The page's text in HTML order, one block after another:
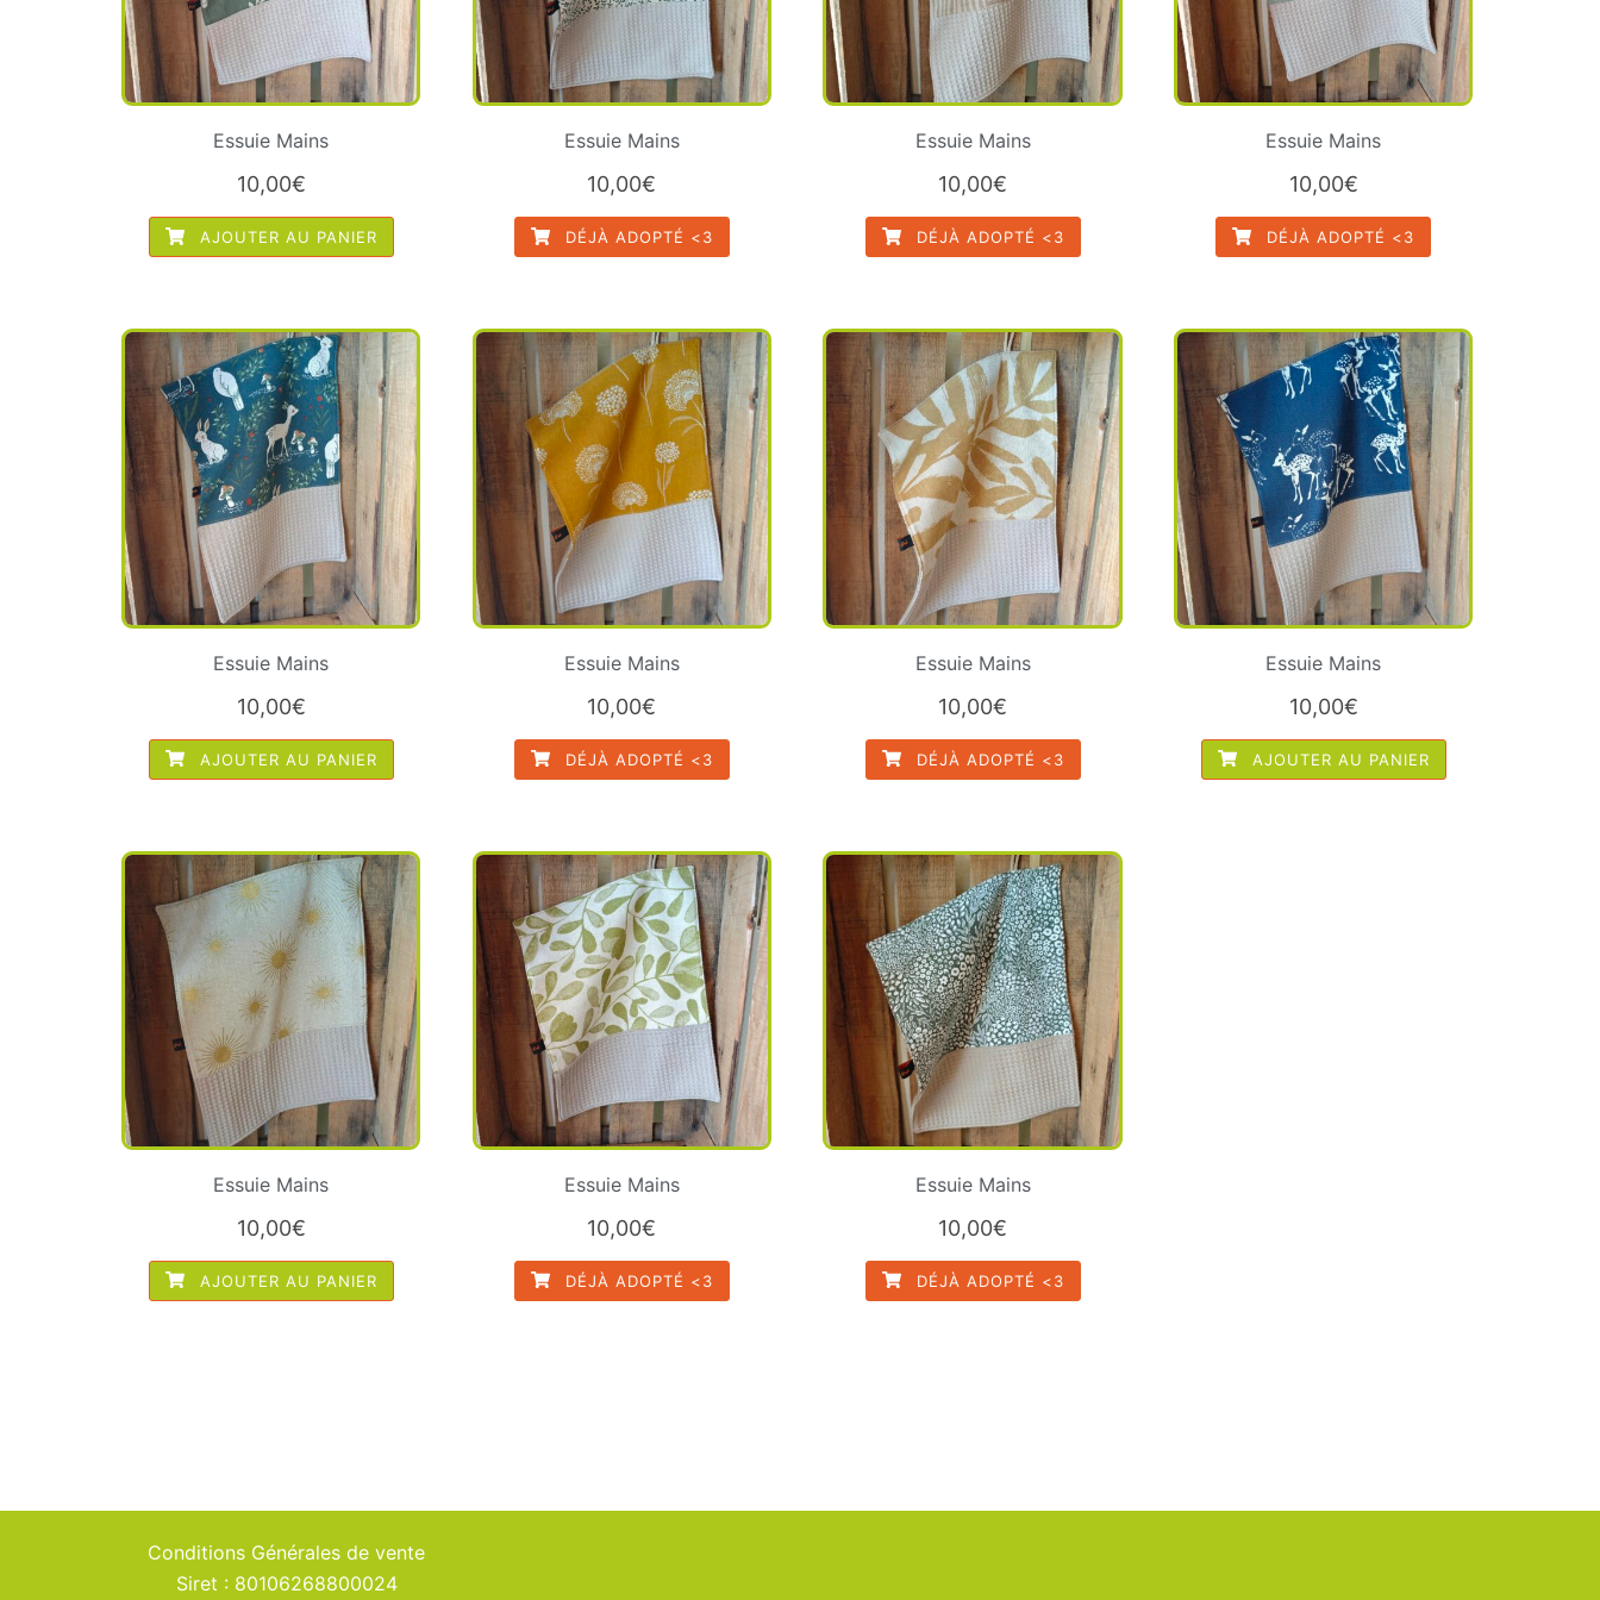
Essuie Mains
10,00€
AJOUTER AU PANIER
Essuie Mains
10,00€
DÉJÀ ADOPTÉ <3
Essuie Mains
10,00€
DÉJÀ ADOPTÉ <3
Essuie Mains
10,00€
DÉJÀ ADOPTÉ <3
Essuie Mains
10,00€
AJOUTER AU PANIER
Essuie Mains
10,00€
DÉJÀ ADOPTÉ <3
Essuie Mains
10,00€
DÉJÀ ADOPTÉ <3
Essuie Mains
10,00€
AJOUTER AU PANIER
Essuie Mains
10,00€
AJOUTER AU PANIER
Essuie Mains
10,00€
DÉJÀ ADOPTÉ <3
Essuie Mains
10,00€
DÉJÀ ADOPTÉ <3
Conditions Générales de vente
Siret : 80106268800024